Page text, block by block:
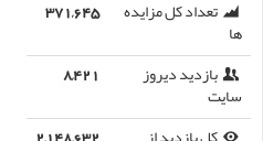
تعداد کل مزایده
ها
371,645
بازدید دیروز
سایت
8,421